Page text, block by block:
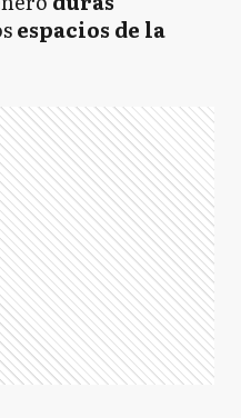
espacios de la